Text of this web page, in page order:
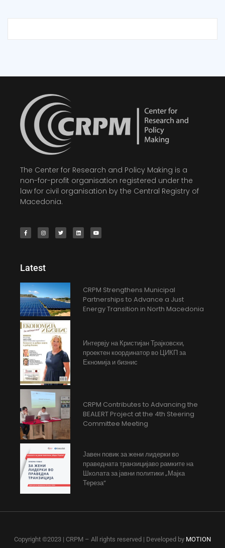
The Center for Research and Policy Making is a
non-for-profit organisation registered under the
law for civil organisation by the Central Registry of
Macedonia.
Latest
CRPM Strengthens Municipal
Partnerships to Advance a Just
Energy Transition in North Macedonia
Интервју на Кристијан Трајковски,
проектен координатор во ЦИКП за
Екномија и бизнис
CRPM Contributes to Advancing the
BEALERT Project at the 4th Steering
Committee Meeting
Јавен повик за жени лидерки во
праведната транзицијаво рамките на
Школата за јавни политики „Мајка
Тереза“
Copyright ©2023 | CRPM – All rights reserved | Developed by MOTION